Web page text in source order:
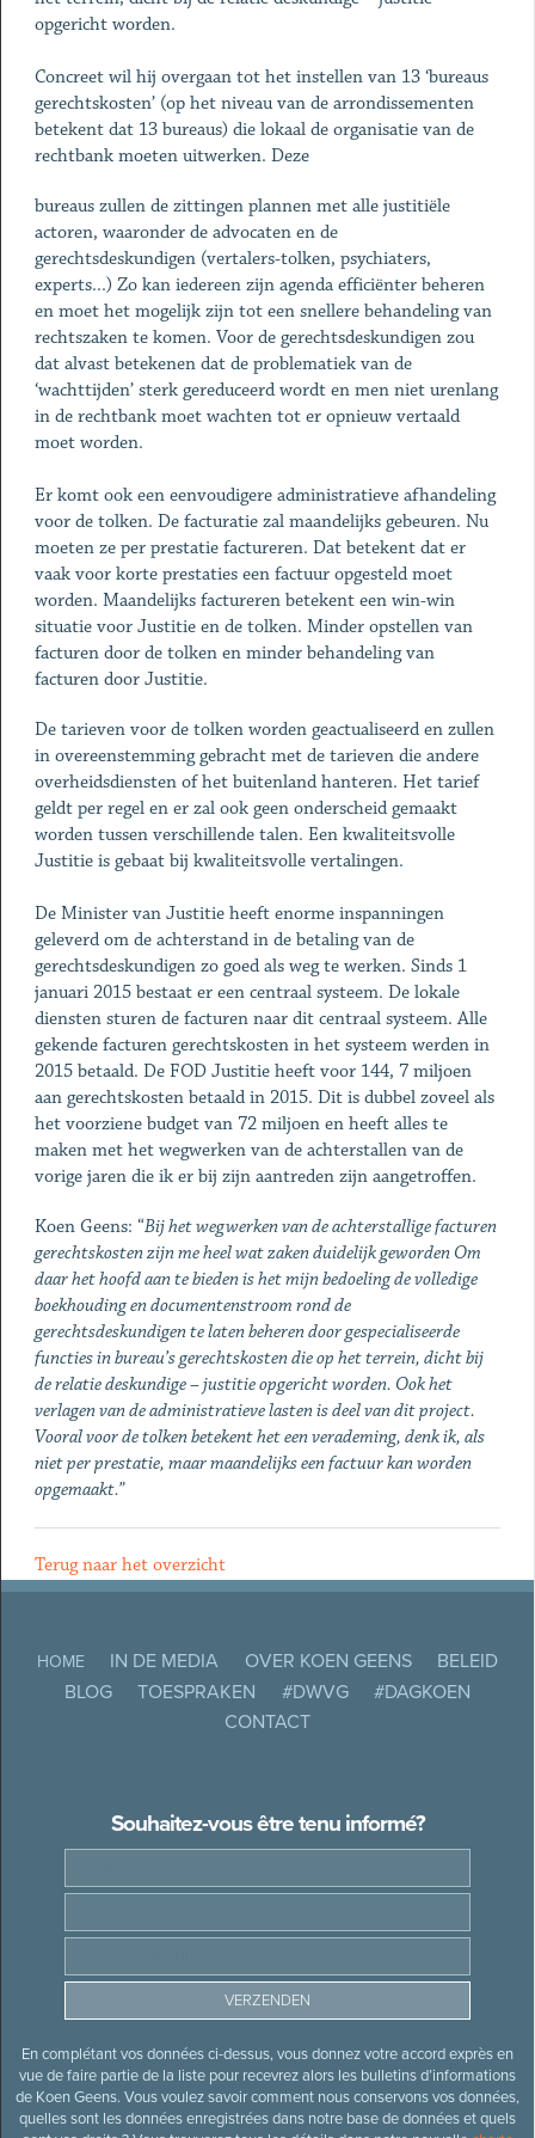
opgericht worden.
Concreet wil hij overgaan tot het instellen van 13 ‘bureaus
gerechtskosten’ (op het niveau van de arrondissementen
betekent dat 13 bureaus) die lokaal de organisatie van de
rechtbank moeten uitwerken. Deze
bureaus zullen de zittingen plannen met alle justitiële
actoren, waaronder de advocaten en de
gerechtsdeskundigen (vertalers-tolken, psychiaters,
experts...) Zo kan iedereen zijn agenda efficiënter beheren
en moet het mogelijk zijn tot een snellere behandeling van
rechtszaken te komen. Voor de gerechtsdeskundigen zou
dat alvast betekenen dat de problematiek van de
‘wachttijden’ sterk gereduceerd wordt en men niet urenlang
in de rechtbank moet wachten tot er opnieuw vertaald
moet worden.
Er komt ook een eenvoudigere administratieve afhandeling
voor de tolken. De facturatie zal maandelijks gebeuren. Nu
moeten ze per prestatie factureren. Dat betekent dat er
vaak voor korte prestaties een factuur opgesteld moet
worden. Maandelijks factureren betekent een win-win
situatie voor Justitie en de tolken. Minder opstellen van
facturen door de tolken en minder behandeling van
facturen door Justitie.
De tarieven voor de tolken worden geactualiseerd en zullen
in overeenstemming gebracht met de tarieven die andere
overheidsdiensten of het buitenland hanteren. Het tarief
geldt per regel en er zal ook geen onderscheid gemaakt
worden tussen verschillende talen. Een kwaliteitsvolle
Justitie is gebaat bij kwaliteitsvolle vertalingen.
De Minister van Justitie heeft enorme inspanningen
geleverd om de achterstand in de betaling van de
gerechtsdeskundigen zo goed als weg te werken. Sinds 1
januari 2015 bestaat er een centraal systeem. De lokale
diensten sturen de facturen naar dit centraal systeem. Alle
gekende facturen gerechtskosten in het systeem werden in
2015 betaald. De FOD Justitie heeft voor 144, 7 miljoen
aan gerechtskosten betaald in 2015. Dit is dubbel zoveel als
het voorziene budget van 72 miljoen en heeft alles te
maken met het wegwerken van de achterstallen van de
vorige jaren die ik er bij zijn aantreden zijn aangetroffen.
Koen Geens: “Bij het wegwerken van de achterstallige facturen
gerechtskosten zijn me heel wat zaken duidelijk geworden Om
daar het hoofd aan te bieden is het mijn bedoeling de volledige
boekhouding en documentenstroom rond de
gerechtsdeskundigen te laten beheren door gespecialiseerde
functies in bureau’s gerechtskosten die op het terrein, dicht bij
de relatie deskundige – justitie opgericht worden. Ook het
verlagen van de administratieve lasten is deel van dit project.
Vooral voor de tolken betekent het een verademing, denk ik, als
niet per prestatie, maar maandelijks een factuur kan worden
opgemaakt.”
Terug naar het overzicht
HOME IN DE MEDIA OVER KOEN GEENS
BELEID
BLOG
TOESPRAKEN #DWVG
#DAGKOEN
CONTACT
Souhaitez-vous être tenu informé?
En complétant vos données ci-dessus, vous donnez votre accord exprès en
vue de faire partie de la liste pour recevrez alors les bulletins d’informations
de Koen Geens. Vous voulez savoir comment nous conservons vos données,
quelles sont les données enregistrées dans notre base de données et quels